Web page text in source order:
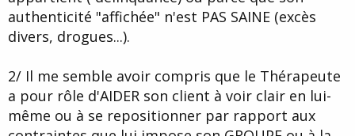
authenticité "affichée" n'est PAS SAINE (excès
divers, drogues...).
2/ Il me semble avoir compris que le Thérapeute
a pour rôle d'AIDER son client à voir clair en lui-
même ou à se repositionner par rapport aux